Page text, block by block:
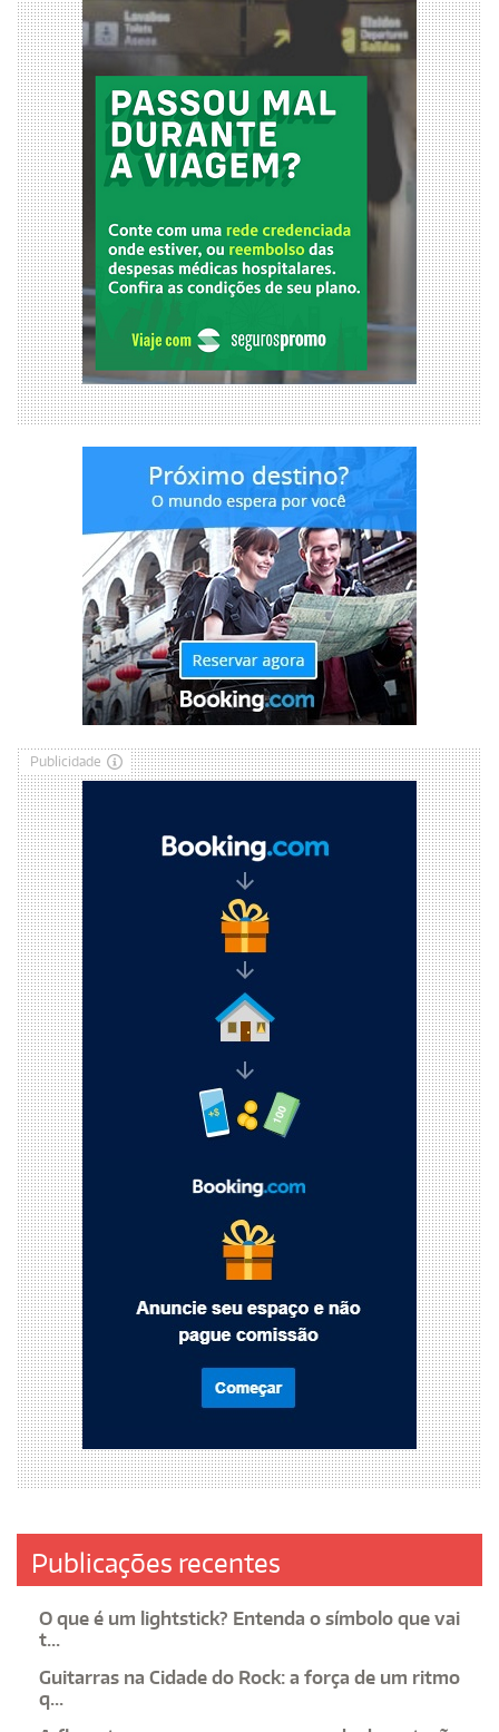
Publicidade
Publicações recentes
O que é um lightstick? Entenda o símbolo que vai
t...
Guitarras na Cidade do Rock: a força de um ritmo
q...